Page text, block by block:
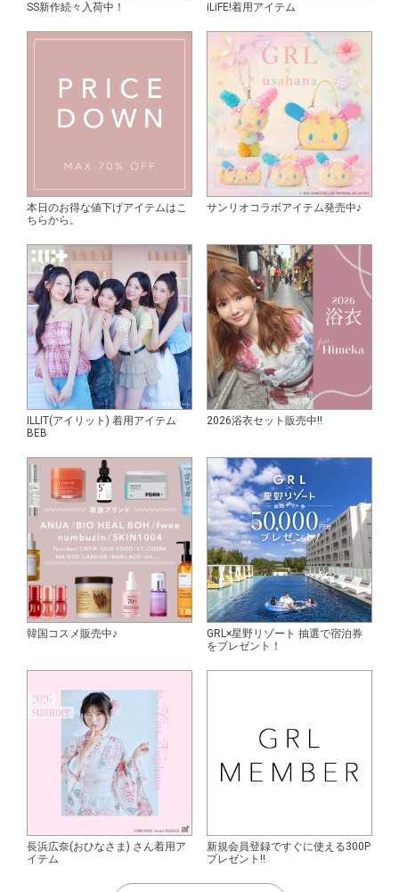
SS新作続々入荷中！ iLiFE!着用アイテム
本日のお得な値下げアイテムはこ
ちらから。
サンリオコラボアイテム発売中♪
ILLIT(アイリット) 着用アイテム
BEB
2026浴衣セット販売中!!
韓国コスメ販売中♪
GRL×星野リゾート 抽選で宿泊券
をプレゼント！
長浜広奈(おひなさま) さん着用ア
イテム
新規会員登録ですぐに使える300P
プレゼント!!